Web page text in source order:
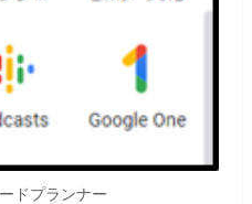
ドプランナー